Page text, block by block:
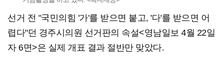
선거 전 "국민의힘 '가'를 받으면 붙고, '다'를 받으면 어
렵다"던 경주시의원 선거판의 속설<영남일보 4월 22일
자 6면>은 실제 개표 결과 절반만 맞았다.